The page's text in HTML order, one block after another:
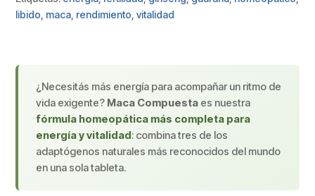
libido maca rendimiento ,vitalidad
¿Necesitás más energía para acompañar un ritmo de
vida exigente? Maca Compuesta es nuestra
fórmula homeopática más completa para
energía y vitalidad: combina tres de los
adaptógenos naturales más reconocidos del mundo
en una sola tableta.